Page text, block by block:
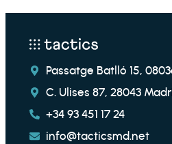
Passatge Batlló 15,
C. Ulises 87, 28043
+34 93 451 17 24
info@tacticsmd.net